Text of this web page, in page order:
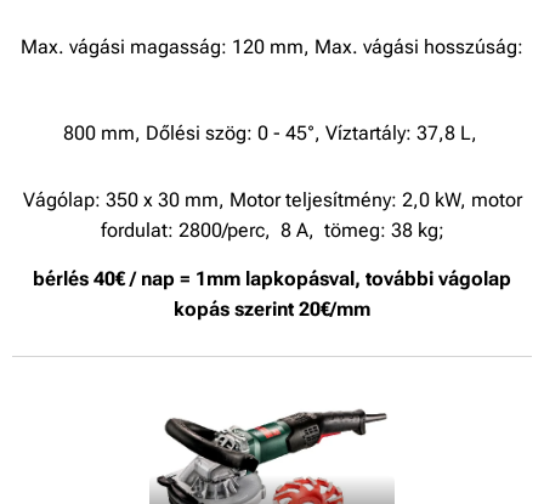
Max. vágási magasság: 120 mm, Max. vágási hosszúság:
800 mm, Dőlési szög: 0 - 45°, Víztartály: 37,8 L,
Vágólap: 350 x 30 mm, Motor teljesítmény: 2,0 kW, motor
fordulat: 2800/perc, 8 A, tömeg: 38 kg;
bérlés 40€ / nap = 1mm lapkopásval, további vágolap
kopás szerint 20€/mm